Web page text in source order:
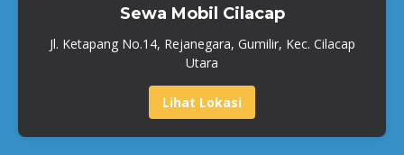
Sewa Mobil Cilacap
Jl. Ketapang No.14, Rejanegara, Gumilir, Kec. Cilacap
Utara
Lihat Lokasi